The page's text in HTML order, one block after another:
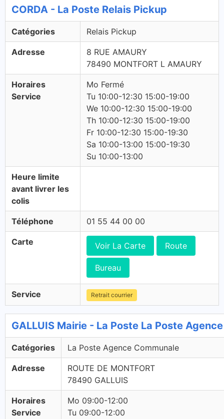
CORDA - La Poste Relais Pickup
Catégories Relais Pickup
Adresse
8 RUE AMAURY
78490 MONTFORT L AMAURY
Horaires
Service
Mo Fermé
Tu 10:00-12:30 15:00-19:00
We 10:00-12:30 15:00-19:00
Th 10:00-12:30 15:00-19:00
Fr 10:00-12:30 15:00-19:30
Sa 10:00-13:00 15:00-19:30
Su 10:00-13:00
Heure limite
avant livrer les
colis
Téléphone 01 55 44 00 00
Carte Voir La Carte Route
Bureau
Service Retrait courrier
GALLUIS Mairie - La Poste La Poste
Catégories La Poste Agence Communale
Adresse
ROUTE DE MONTFORT
78490 GALLUIS
Horaires
Service
Mo 09:00-12:00
Tu 09:00-12:00